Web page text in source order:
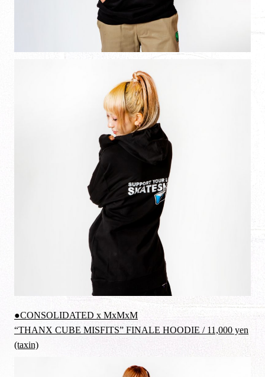
●CONSOLIDATED x MxMxM
“THANX CUBE MISFITS” FINALE HOODIE / 11,000 yen
(taxin)